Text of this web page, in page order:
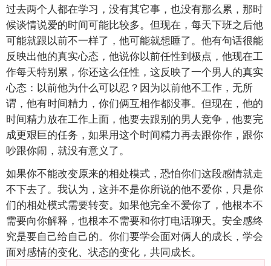
过去两个人都在学习，没有其它事，也没有那么累，那时
候谈情说爱的时间可能比较多。但现在，每天下班之后他
可能就跟以前不一样了，他可能就想睡了。他有句话很能
反映出他的真实心态，他说你以前任性到极点，他现在工
作每天特别累，你还这么任性，这反映了一个男人的真实
心态：以前他为什么可以忍？因为以前他不工作，无所
谓，他有时间精力，你们俩互相作都没事。但现在，他的
时间精力放在工作上面，他要去跟别的男人竞争，他要完
成更艰巨的任务，如果用这个时间精力再去跟你作，跟你
吵跟你闹，就没有意义了。
如果你不能改变原来的相处模式，恐怕你们这段感情就走
不下去了。我认为，这并不是你所说的他不爱你，只是你
们的相处模式需要转变。如果他完全不爱你了，他根本不
需要向你解释，也根本不需要和你打电话聊天。安全感终
究是要自己给自己的。你们要学会面对俩人的成长，学会
面对感情的变化、状态的变化，共同成长。